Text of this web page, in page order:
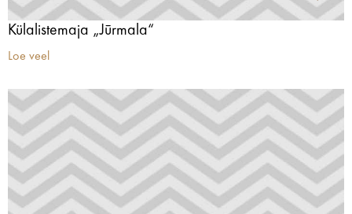
Külalistemaja „Jūrmala“
Loe veel